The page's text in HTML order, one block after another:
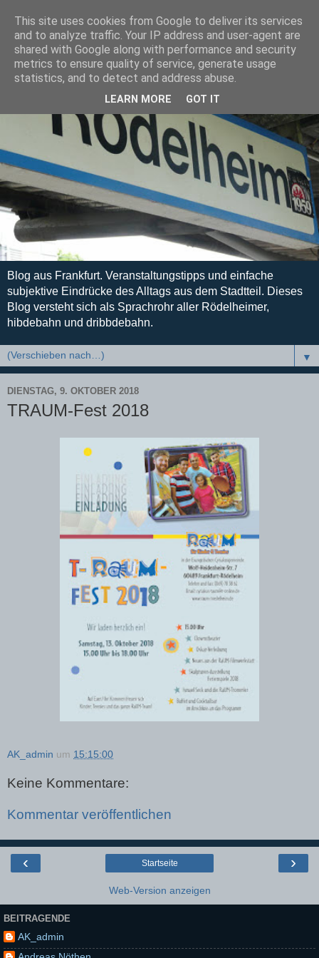
Blog aus Frankfurt. Veranstaltungstipps und einfache
subjektive Eindrücke des Alltags aus dem Stadtteil. Dieses
Blog versteht sich als Sprachrohr aller Rödelheimer,
hibdebahn und dribbdebahn.
▼
DIENSTAG, 9. OKTOBER 2018
TRAUM-Fest 2018
AK_admin um 15:15:00
Keine Kommentare:
Kommentar veröffentlichen
‹ ›
Startseite
Web-Version anzeigen
BEITRAGENDE
AK_admin
This site uses cookies from Google to deliver its services
and to analyze traffic. Your IP address and user-agent are
shared with Google along with performance and security
metrics to ensure quality of service, generate usage
statistics, and to detect and address abuse.
LEARN MORE GOT IT